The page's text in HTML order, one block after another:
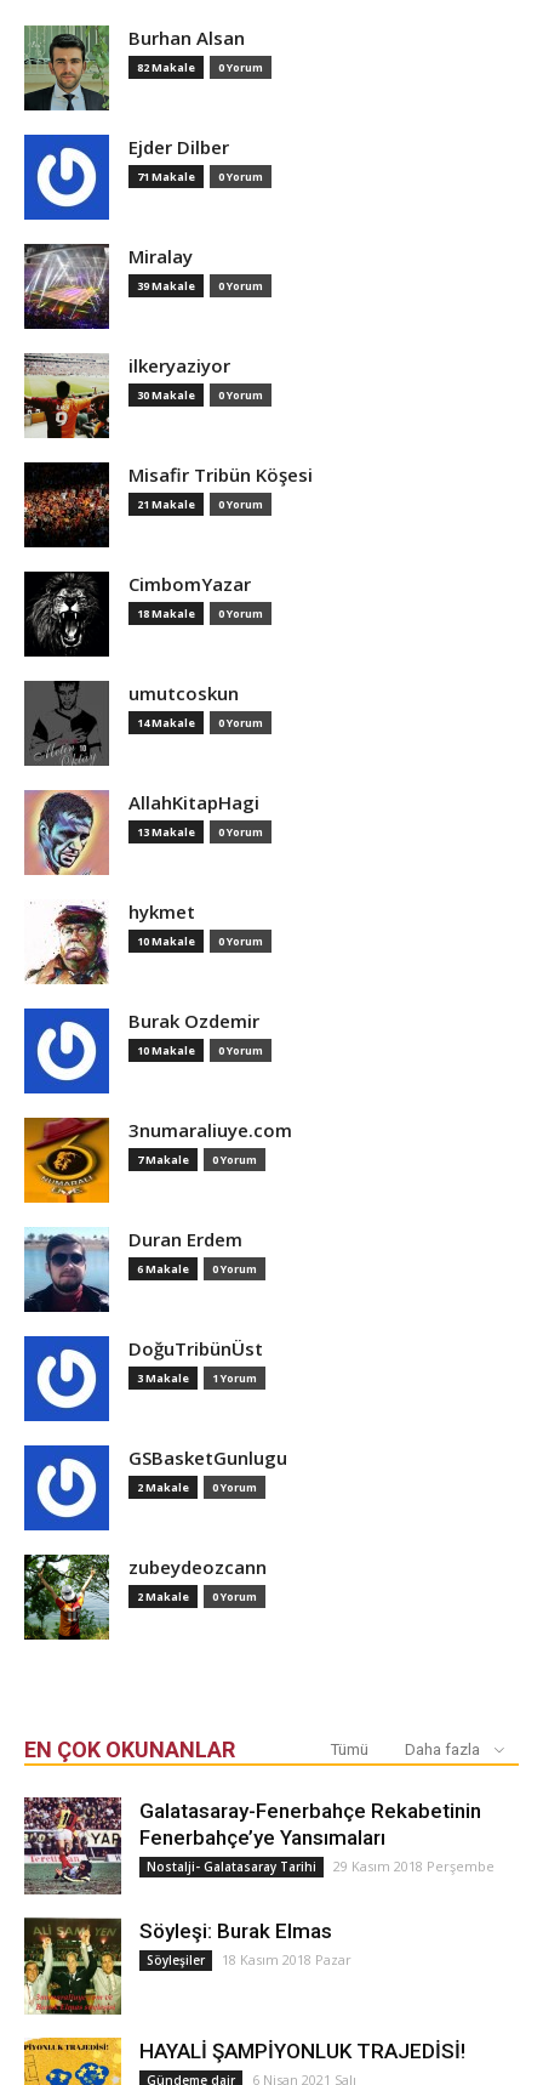
Burhan Alsan
82 Makale 0 Yorum
Ejder Dilber
71 Makale 0 Yorum
Miralay
39 Makale 0 Yorum
ilkeryaziyor
30 Makale 0 Yorum
Misafir Tribün Köşesi
21 Makale 0 Yorum
CimbomYazar
18 Makale 0 Yorum
umutcoskun
14 Makale 0 Yorum
AllahKitapHagi
13 Makale 0 Yorum
hykmet
10 Makale 0 Yorum
Burak Ozdemir
10 Makale 0 Yorum
3numaraliuye.com
7 Makale 0 Yorum
Duran Erdem
6 Makale 0 Yorum
DoğuTribünÜst
3 Makale 1 Yorum
GSBasketGunlugu
2 Makale 0 Yorum
zubeydeozcann
2 Makale 0 Yorum
EN ÇOK OKUNANLAR Tümü Daha fazla
Galatasaray-Fenerbahçe Rekabetinin
Fenerbahçe’ye Yansımaları
Nostalji- Galatasaray Tarihi 29 Kasım 2018 Perşembe
Söyleşi: Burak Elmas
Söyleşiler 18 Kasım 2018 Pazar
HAYALİ ŞAMPİYONLUK TRAJEDİSİ!
Gündeme dair 6 Nisan 2021 Salı